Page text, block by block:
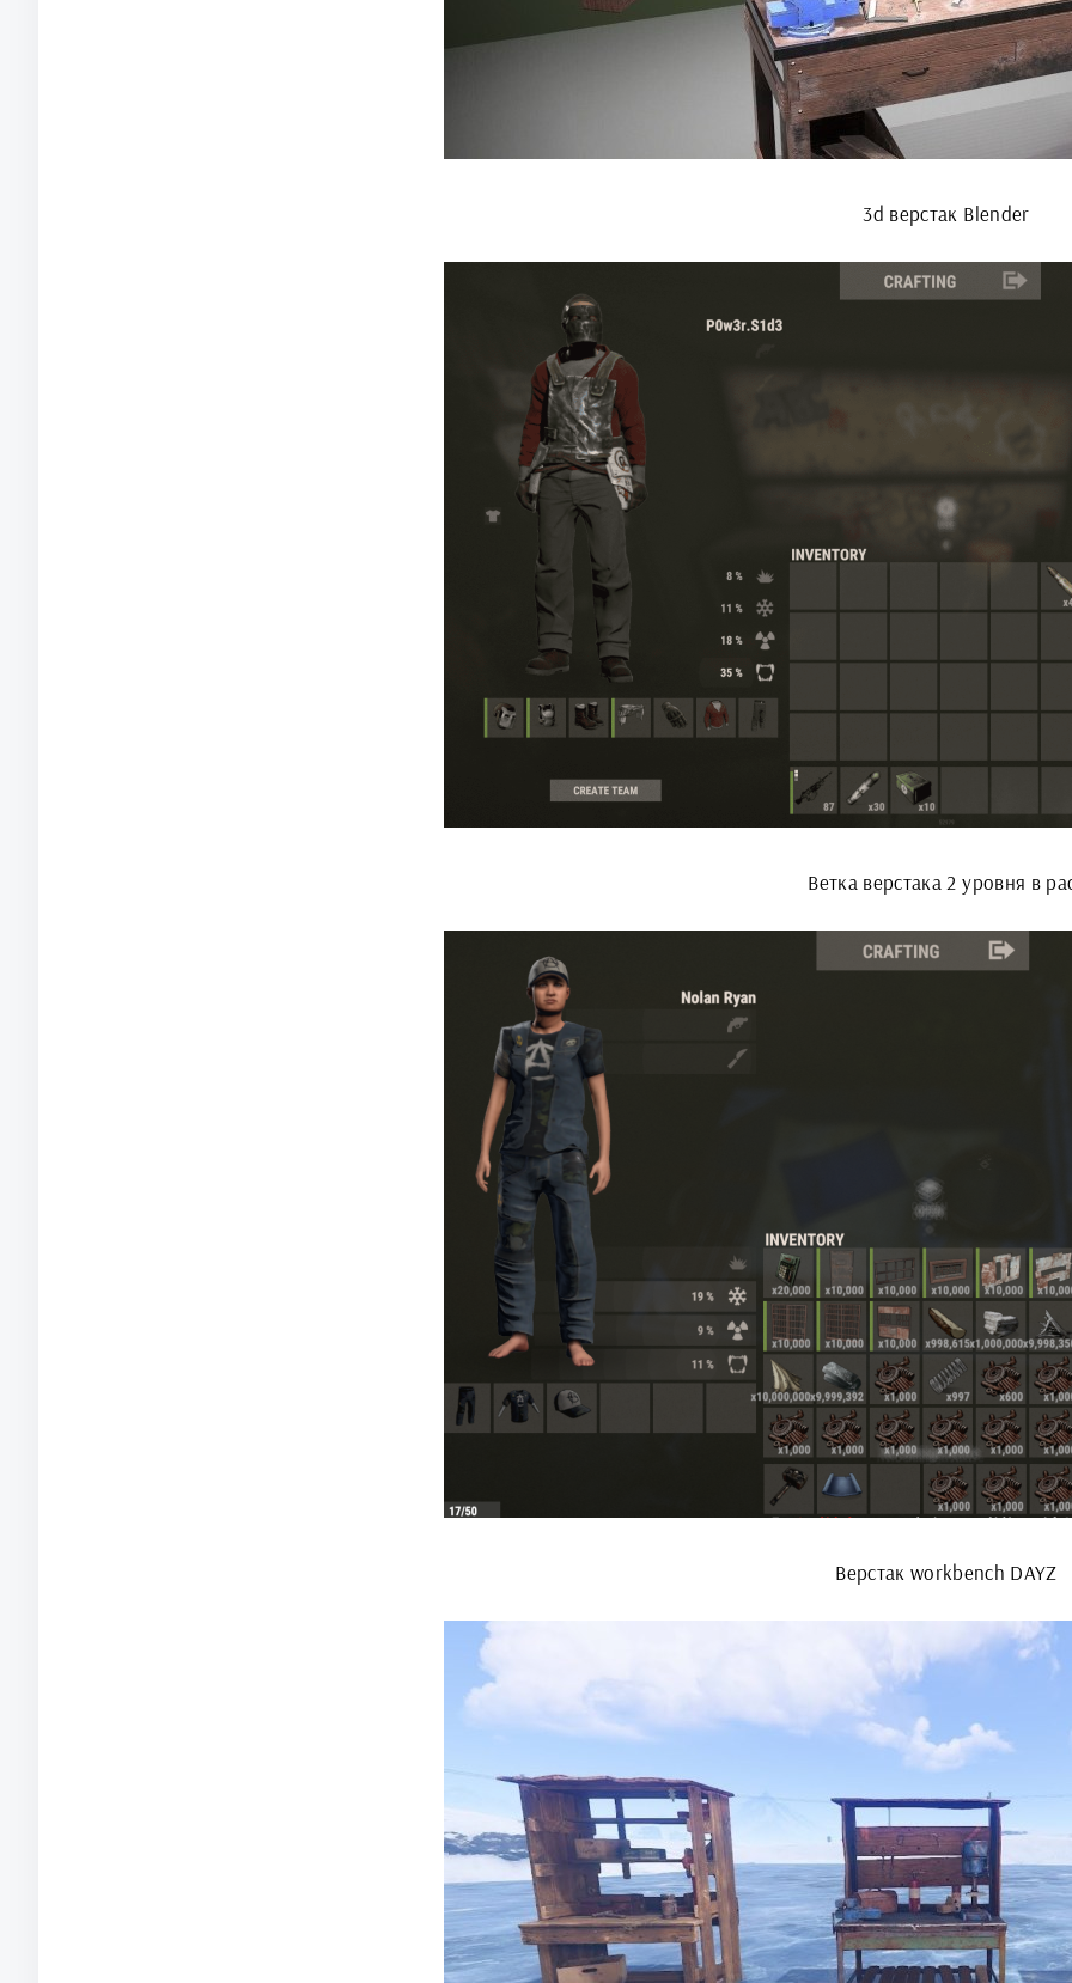
3d верстак Blender
Ветка верстака 2 уровня в
Верстак workbench DAYZ